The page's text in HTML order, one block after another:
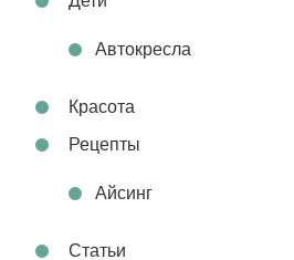
Автокресла
Красота
Рецепты
Айсинг
Статьи